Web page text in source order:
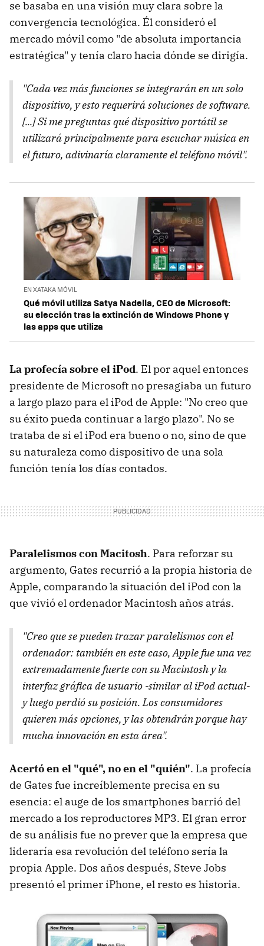
se basaba en una visión muy clara sobre la
convergencia tecnológica. Él consideró el
mercado móvil como "de absoluta importancia
estratégica" y tenía claro hacia dónde se dirigía.
"Cada vez más funciones se integrarán en un solo
dispositivo, y esto requerirá soluciones de software.
[...] Si me preguntas qué dispositivo portátil se
utilizará principalmente para escuchar música en
el futuro, adivinaría claramente el teléfono móvil".
EN XATAKA MÓVIL
Qué móvil utiliza Satya Nadella, CEO de Microsoft:
su elección tras la extinción de Windows Phone y
las apps que utiliza
La profecía sobre el iPod. El por aquel entonces
presidente de Microsoft no presagiaba un futuro
a largo plazo para el iPod de Apple: "No creo que
su éxito pueda continuar a largo plazo". No se
trataba de si el iPod era bueno o no, sino de que
su naturaleza como dispositivo de una sola
función tenía los días contados.
Paralelismos con Macitosh. Para reforzar su
argumento, Gates recurrió a la propia historia de
Apple, comparando la situación del iPod con la
que vivió el ordenador Macintosh años atrás.
"Creo que se pueden trazar paralelismos con el
ordenador: también en este caso, Apple fue una vez
extremadamente fuerte con su Macintosh y la
interfaz gráfica de usuario -similar al iPod actual-
y luego perdió su posición. Los consumidores
quieren más opciones, y las obtendrán porque hay
mucha innovación en esta área".
Acertó en el "qué", no en el "quién". La profecía
de Gates fue increíblemente precisa en su
esencia: el auge de los smartphones barrió del
mercado a los reproductores MP3. El gran error
de su análisis fue no prever que la empresa que
lideraría esa revolución del teléfono sería la
propia Apple. Dos años después, Steve Jobs
presentó el primer iPhone, el resto es historia.